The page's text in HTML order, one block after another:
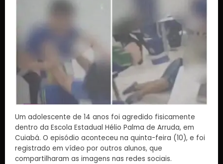
Um adolescente de 14 anos foi agredido fisicamente
dentro da Escola Estadual Hélio Palma de Arruda, em
Cuiabá. O episódio aconteceu na quinta-feira (10), e foi
registrado em vídeo por outros alunos, que
compartilharam as imagens nas redes sociais.